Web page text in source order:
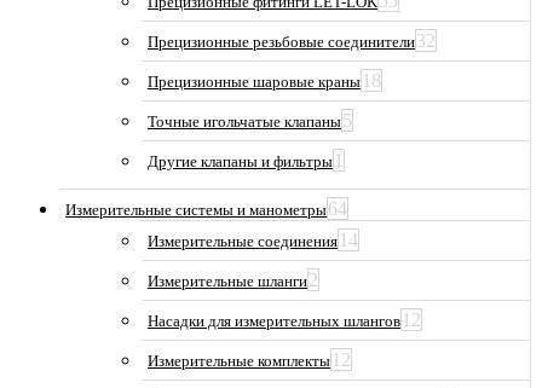
Прецизионные резьбовые соединители32
Прецизионные шаровые краны 18
Точные игольчатые клапаны5
Другие клапаны и фильтры 1
Измерительные системы и манометры64
Измерительные соединения 14
Измерительные шланги2
Насадки для измерительных шлангов 12
Измерительные комплекты 12